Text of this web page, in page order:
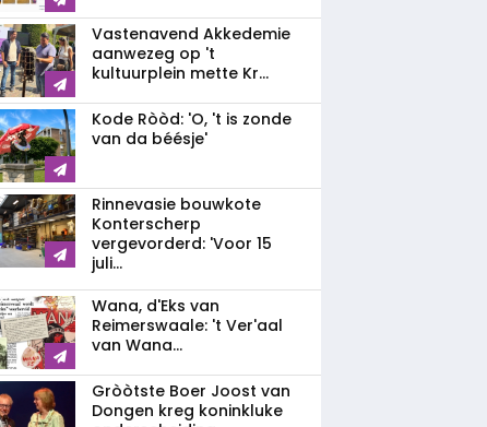
Vastenavend Akkedemie
aanwezeg op 't
kultuurplein mette Kr...
Kode Ròòd: 'O, 't is zonde
van da béésje'
Rinnevasie bouwkote
Konterscherp
vergevorderd: 'Voor 15
juli...
Wana, d'Eks van
Reimerswaale: 't Ver'aal
van Wana...
Gròòtste Boer Joost van
Dongen kreg koninkluke